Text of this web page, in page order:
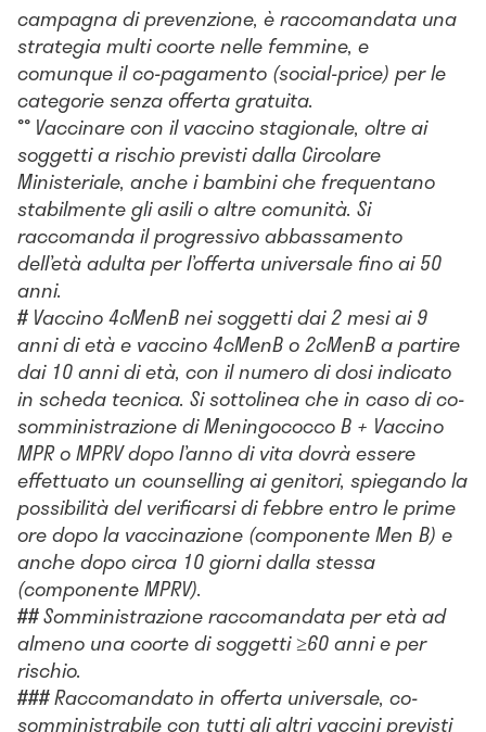
campagna di prevenzione, è raccomandata una
strategia multi coorte nelle femmine, e
comunque il co-pagamento (social-price) per le
categorie senza offerta gratuita.
°° Vaccinare con il vaccino stagionale, oltre ai
soggetti a rischio previsti dalla Circolare
Ministeriale, anche i bambini che frequentano
stabilmente gli asili o altre comunità. Si
raccomanda il progressivo abbassamento
dell’età adulta per l’offerta universale fino ai 50
anni.
# Vaccino 4cMenB nei soggetti dai 2 mesi ai 9
anni di età e vaccino 4cMenB o 2cMenB a partire
dai 10 anni di età, con il numero di dosi indicato
in scheda tecnica. Si sottolinea che in caso di co-
somministrazione di Meningococco B + Vaccino
MPR o MPRV dopo l’anno di vita dovrà essere
effettuato un counselling ai genitori, spiegando la
possibilità del verificarsi di febbre entro le prime
ore dopo la vaccinazione (componente Men B) e
anche dopo circa 10 giorni dalla stessa
(componente MPRV).
##Somministrazione raccomandata per età ad
almeno una coorte di soggetti ≥60 anni e per
rischio.
###Raccomandato in offerta universale, co-
somministrabile con tutti gli altri vaccini previsti